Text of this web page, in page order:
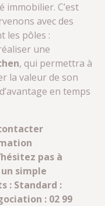
immobilier. C’est
avec des
les pôles :
une
, qui permettra à
la valeur de son
en temps
pas à
simple
: Standard :
: 02 99